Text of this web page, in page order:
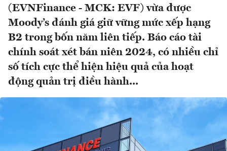
(EVNFinance - MCK: EVF) vừa được
Moody’s đánh giá giữ vững mức xếp hạng
B2 trong bốn năm liên tiếp. Báo cáo tài
chính soát xét bán niên 2024, có nhiều chỉ
số tích cực thể hiện hiệu quả của hoạt
động quản trị điều hành...